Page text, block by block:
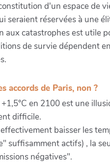
d'un espace de
seraient réservées à une
catastrophes est utile
de survie dépendent
accords de Paris, non ?
en 2100 est une
difficile.
baisser les
suffisamment actifs) , la
négatives".